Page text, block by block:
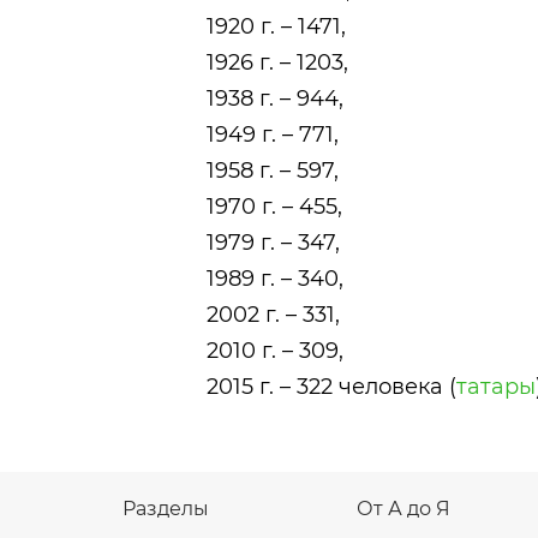
1920 г. – 1471,
1926 г. – 1203,
1938 г. – 944,
1949 г. – 771,
1958 г. – 597,
1970 г. – 455,
1979 г. – 347,
1989 г. – 340,
2002 г. – 331,
2010 г. – 309,
2015 г. – 322 человека (татары
Разделы От А до Я